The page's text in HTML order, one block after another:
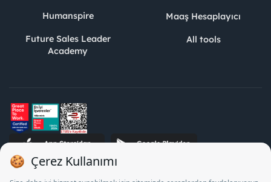
Humanspire
Future Sales Leader
Academy
Maaş Hesaplayıcı
All tools